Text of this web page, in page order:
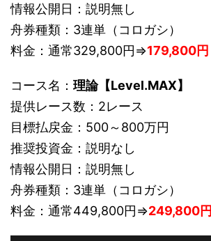
情報公開日：説明無し
舟券種類：3連単（コロガシ）
料金：通常329,800円⇒179,800円
コース名： 理論【Level.MAX】
提供レース数：2レース
目標払戻金：500～800万円
推奨投資金：説明なし
情報公開日：説明無し
舟券種類：3連単（コロガシ）
料金：通常449,800円⇒249,800円